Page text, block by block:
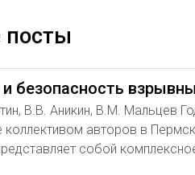
безопасность
В.В. Аникин, В.М. Мальцев
коллективом авторов в
собой